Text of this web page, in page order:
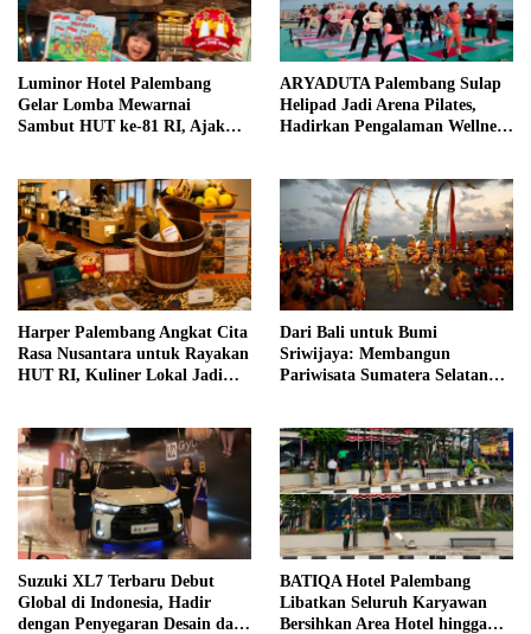
Luminor Hotel Palembang
Gelar Lomba Mewarnai
Sambut HUT ke-81 RI, Ajak
ARYADUTA Palembang Sulap
Helipad Jadi Arena Pilates,
Hadirkan Pengalaman Wellness
Harper Palembang Angkat Cita
Rasa Nusantara untuk Rayakan
HUT RI, Kuliner Lokal Jadi
Dari Bali untuk Bumi
Sriwijaya: Membangun
Pariwisata Sumatera Selatan
Suzuki XL7 Terbaru Debut
Global di Indonesia, Hadir
dengan Penyegaran Desain dan
BATIQA Hotel Palembang
Libatkan Seluruh Karyawan
Bersihkan Area Hotel hingga